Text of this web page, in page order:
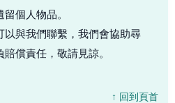
個人物品。
以與我們聯繫，我們會協助尋
償責任，敬請見諒。
↑ 回到頁首